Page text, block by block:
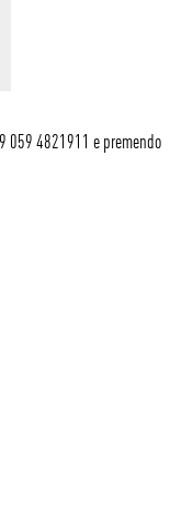
059 4821911 e premendo